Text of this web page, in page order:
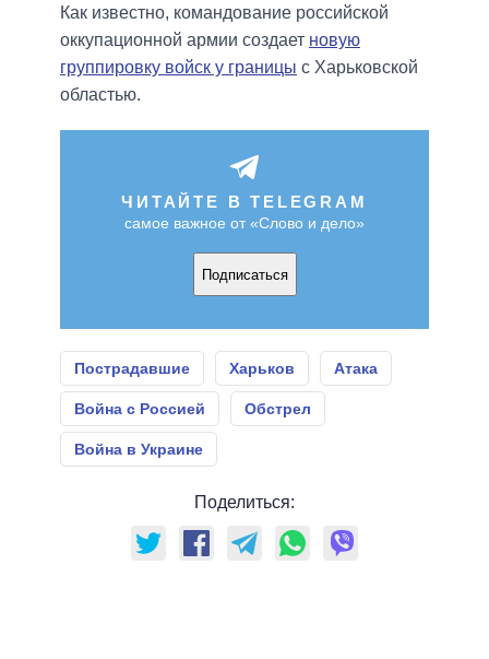
Как известно, командование российской
оккупационной армии создает новую
группировку войск у границы с Харьковской
областью.
ЧИТАЙТЕ В TELEGRAM
самое важное от «Слово и дело»
Подписаться
Пострадавшие Харьков Атака
Война с Россией Обстрел
Война в Украине
Поделиться: